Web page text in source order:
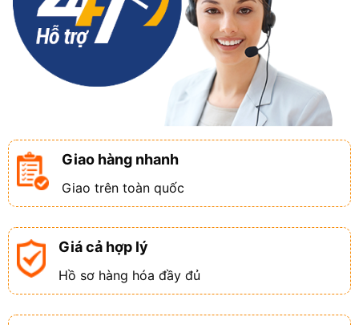
Giao hàng nhanh
Giao trên toàn quốc
Giá cả hợp lý
Hồ sơ hàng hóa đầy đủ